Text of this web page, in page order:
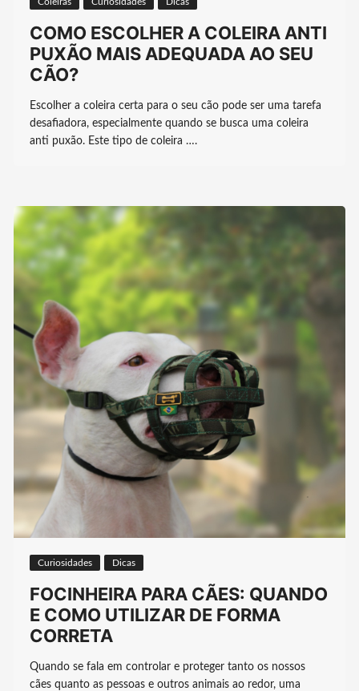
COMO ESCOLHER A COLEIRA ANTI
PUXÃO MAIS ADEQUADA AO SEU
CÃO?
Escolher a coleira certa para o seu cão pode ser uma tarefa
desafiadora, especialmente quando se busca uma coleira
anti puxão. Este tipo de coleira ….
Curiosidades Dicas
FOCINHEIRA PARA CÃES: QUANDO
E COMO UTILIZAR DE FORMA
CORRETA
Quando se fala em controlar e proteger tanto os nossos
cães quanto as pessoas e outros animais ao redor, uma